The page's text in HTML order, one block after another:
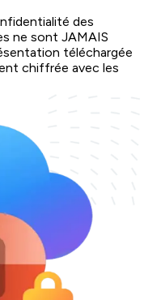
des
ne sont JAMAIS
téléchargée
chiffrée avec les